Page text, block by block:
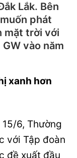
Lắk. Bên
phát
mặt trời với
vào năm
xanh hơn
6, Thường
với Tập đoàn
đề xuất đầu